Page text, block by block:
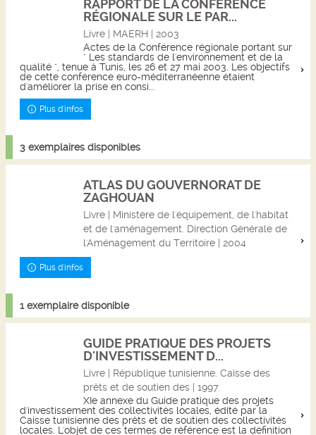
RAPPORT DE LA CONFÉRENCE
RÉGIONALE SUR LE PAR...
Livre | MAERH | 2003
Actes de la Conférence régionale portant sur
" Les standards de l'environnement et de la
qualité ", tenue à Tunis, les 26 et 27 mai 2003. Les objectifs
de cette conférence euro-méditerranéenne étaient
d'améliorer la prise en consi...
Plus d'infos
3 exemplaires disponibles
ATLAS DU GOUVERNORAT DE
ZAGHOUAN
Livre | Ministère de l'équipement, de l'habitat
et de l'aménagement. Direction Générale de
l'Aménagement du Territoire | 2004
Plus d'infos
1 exemplaire disponible
GUIDE PRATIQUE DES PROJETS
D'INVESTISSEMENT D...
Livre | République tunisienne. Caisse des
prêts et de soutien des | 1997
XIe annexe du Guide pratique des projets
d'investissement des collectivités locales, édité par la
Caisse tunisienne des prêts et de soutien des collectivités
locales. L'objet de ces termes de référence est la définition